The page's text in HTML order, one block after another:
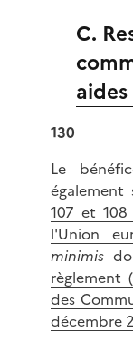
C.
130
Le
107 et
l'Union
minimis
règlement
des
décembre